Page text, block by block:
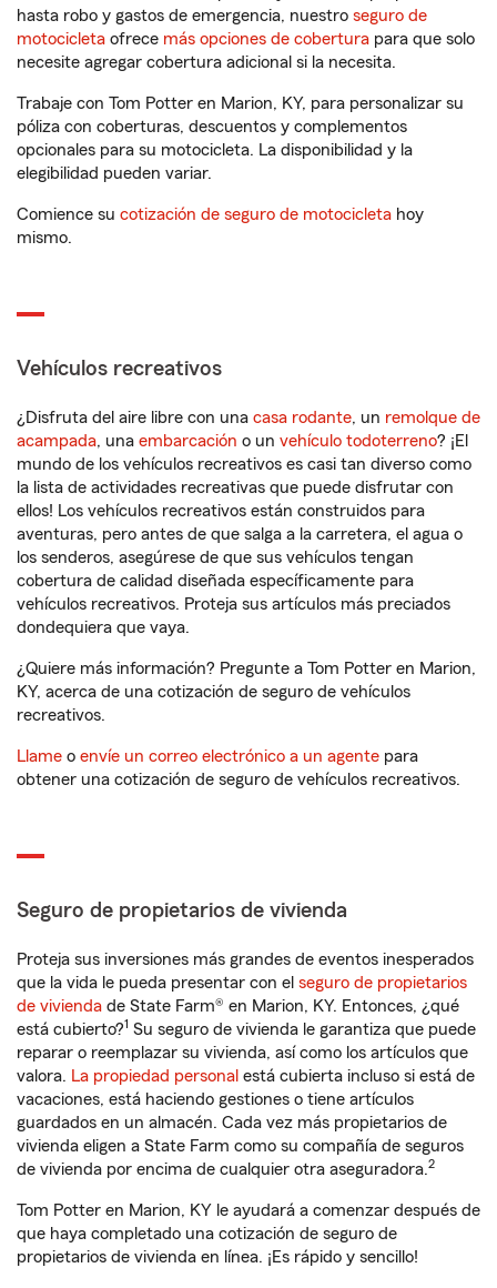
hasta robo y gastos de emergencia, nuestro seguro de
motocicleta ofrece más opciones de cobertura para que solo
necesite agregar cobertura adicional si la necesita.
Trabaje con Tom Potter en Marion, KY, para personalizar su
póliza con coberturas, descuentos y complementos
opcionales para su motocicleta. La disponibilidad y la
elegibilidad pueden variar.
Comience su cotización de seguro de motocicleta hoy
mismo.
Vehículos recreativos
¿Disfruta del aire libre con una casa rodante, un remolque de
acampada, una embarcación o un vehículo todoterreno? ¡El
mundo de los vehículos recreativos es casi tan diverso como
la lista de actividades recreativas que puede disfrutar con
ellos! Los vehículos recreativos están construidos para
aventuras, pero antes de que salga a la carretera, el agua o
los senderos, asegúrese de que sus vehículos tengan
cobertura de calidad diseñada específicamente para
vehículos recreativos. Proteja sus artículos más preciados
dondequiera que vaya.
¿Quiere más información? Pregunte a Tom Potter en Marion,
KY, acerca de una cotización de seguro de vehículos
recreativos.
Llame o envíe un correo electrónico a un agente para
obtener una cotización de seguro de vehículos recreativos.
Seguro de propietarios de vivienda
Proteja sus inversiones más grandes de eventos inesperados
que la vida le pueda presentar con el seguro de propietarios
de vivienda de State Farm® en Marion, KY. Entonces, ¿qué
está cubierto?1 Su seguro de vivienda le garantiza que puede
reparar o reemplazar su vivienda, así como los artículos que
valora. La propiedad personal está cubierta incluso si está de
vacaciones, está haciendo gestiones o tiene artículos
guardados en un almacén. Cada vez más propietarios de
vivienda eligen a State Farm como su compañía de seguros
de vivienda por encima de cualquier otra aseguradora.2
Tom Potter en Marion, KY le ayudará a comenzar después de
que haya completado una cotización de seguro de
propietarios de vivienda en línea. ¡Es rápido y sencillo!